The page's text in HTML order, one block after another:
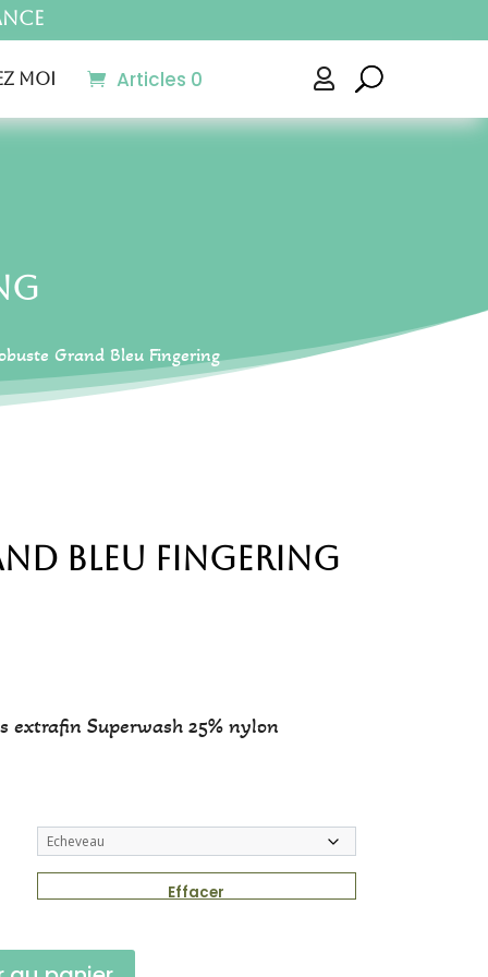
moi Articles 0 
Grand Bleu Fingering
Bleu Fingering
extrafin Superwash 25% nylon
Effacer